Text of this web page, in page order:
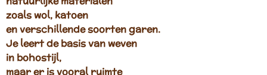
zoals wol, katoen
en verschillende soorten garen.
Je leert de basis van weven
in bohostijl,
maar er is vooral ruimte